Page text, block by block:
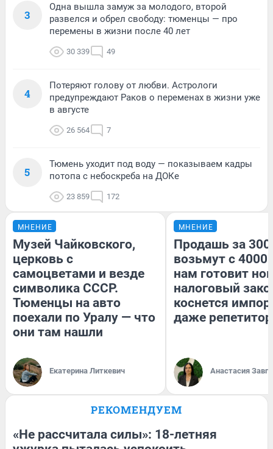
3
Одна вышла замуж за молодого, второй
развелся и обрел свободу: тюменцы — про
перемены в жизни после 40 лет
30 339 49
4
Потеряют голову от любви. Астрологи
предупреждают Раков о переменах в жизни уже
в августе
26 564 7
5
Тюмень уходит под воду — показываем кадры
потопа с небоскреба на ДОКе
23 859 172
МНЕНИЕ
Музей Чайковского,
церковь с
самоцветами и везде
символика СССР.
Тюменцы на авто
поехали по Уралу — что
они там нашли
Екатерина Литкевич
МНЕНИЕ
Продашь за
возьмут с
нам готовит
налоговый
коснется
даже
Анастасия
РЕКОМЕНДУЕМ
«Не рассчитала силы»: 18-летняя